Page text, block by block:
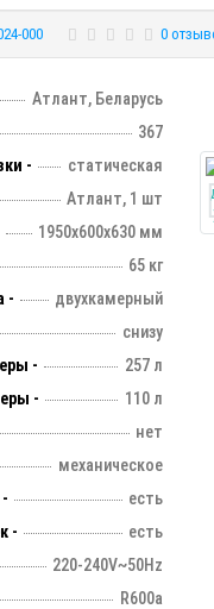
000 0
Атлант, Беларусь
367
-
статическая
Атлант, 1 шт
1950х600х630 мм
65 кг
-
двухкамерный
снизу
-
257 л
-
110 л
нет
механическое
есть
-
есть
220-240V~50Hz
R600a